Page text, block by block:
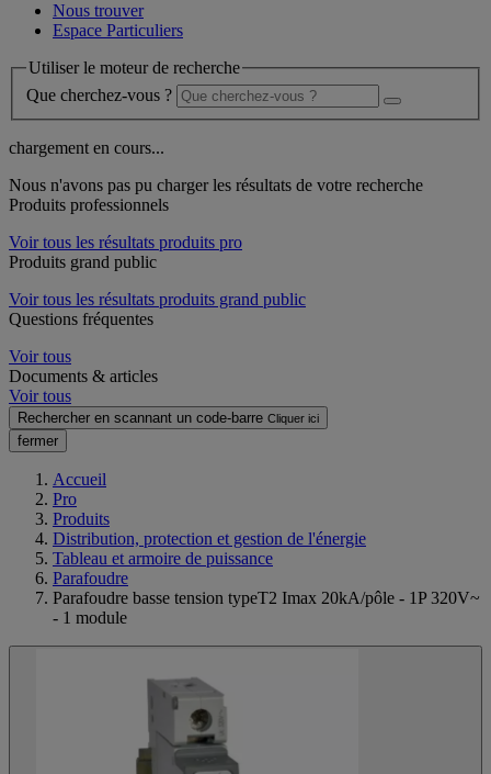
Nous trouver
Espace Particuliers
Utiliser le moteur de recherche
Que cherchez-vous ?
chargement en cours...
Nous n'avons pas pu charger les résultats de votre recherche
Produits professionnels
Voir tous les résultats produits pro
Produits grand public
Voir tous les résultats produits grand public
Questions fréquentes
Voir tous
Documents & articles
Voir tous
Rechercher en scannant un code-barre Cliquer ici
fermer
Accueil
Pro
Produits
Distribution, protection et gestion de l'énergie
Tableau et armoire de puissance
Parafoudre
Parafoudre basse tension typeT2 Imax 20kA/pôle - 1P 320V~
- 1 module